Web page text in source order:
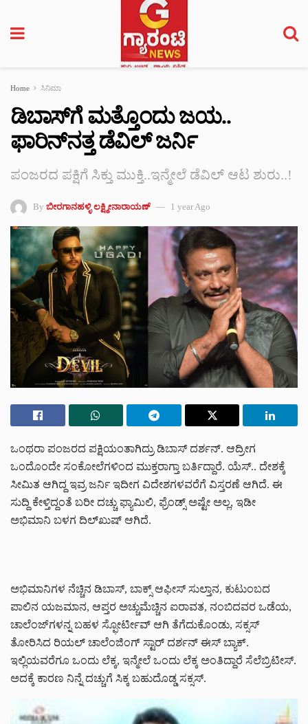
Home ಸಿನಿಮಾ
ಡಿಬಾಸ್‌ಗೆ ಮತ್ತೊಂದು ಜಯ..
ಫಾರಿನ್‌‌‌‌‌‌ನತ್ತ ಡೆವಿಲ್ ಜರ್ನಿ
ಪಂಜರದ ಪಕ್ಷಿಗೆ ಸಿಕ್ತು ಮುಕ್ತಿ..ಇನ್ಮೇಲೆ ಡೆವಿಲ್ ಆಟ ಶುರು..!
By ಬೀರಗಾನಹಳ್ಳಿ ಲಕ್ಷ್ಮೀನಾರಾಯಣ್ 1 year Ago
ಒಂಥರಾ ಪಂಜರದ ಪಕ್ಷಿಯಂತಾಗಿದ್ರು ಡಿಬಾಸ್ ದರ್ಶನ್. ಆದ್ರೀಗ
ಒಂದೊಂದೇ ಸಂಕೋಲೆಗಳಿಂದ ಮುಕ್ತರಾಗ್ತಾ ಬರ್ತಿದ್ದಾರೆ. ಯೆಸ್.. ದೇಶಕ್ಕೆ
ಸೀಮಿತ ಆಗಿದ್ದ ಇವ್ರ ಜರ್ನಿ ಇದೀಗ ವಿದೇಶಗಳವರೆಗೆ ವಿಸ್ತರಣೆ ಆಗಿದೆ. ಈ
ಸುದ್ದಿ ಕೇಳ್ತಿದ್ದಂತೆ ಬರೀ ದಚ್ಚು ಫ್ಯಾಮಿಲಿ, ಫ್ರೆಂಡ್ಸ್ ಅಷ್ಟೇ ಅಲ್ಲ, ಇಡೀ
ಅಭಿಮಾನಿ ಬಳಗ ದಿಲ್‌ಖುಷ್ ಆಗಿದೆ.
ಅಭಿಮಾನಿಗಳ ನೆಚ್ಚಿನ ಡಿಬಾಸ್, ಬಾಕ್ಸ್ ಆಫೀಸ್ ಸುಲ್ತಾನ, ಕುಟುಂಬದ
ಪಾಲಿನ ಯಜಮಾನ, ಆಪ್ತರ ಅಚ್ಚುಮೆಚ್ಚಿನ ಐರಾವತ, ನಂಬಿದವರ ಒಡೆಯ,
ಚಾಲೆಂಜ್‌ಗಳನ್ನ ಬಹಳ ಸ್ಫೋರ್ಟೀವ್ ಆಗಿ ತೆಗೆದುಕೊಂಡು, ಸಕ್ಸಸ್
ತೋರಿಸಿದ ರಿಯಲ್ ಚಾಲೆಂಜಿಂಗ್ ಸ್ಟಾರ್ ದರ್ಶನ್ ಈಸ್ ಬ್ಯಾಕ್.
ಇಲ್ಲಿಯವರೆಗೂ ಒಂದು ಲೆಕ್ಕ, ಇನ್ಮೇಲೆ ಒಂದು ಲೆಕ್ಕ ಅಂತಿದ್ದಾರೆ ಸೆಲೆಬ್ರಿಟೀಸ್.
ಅದಕ್ಕೆ ಕಾರಣ ನಿನ್ನೆ ದಚ್ಚುಗೆ ಸಿಕ್ಕ ಬಹುದೊಡ್ಡ ಸಕ್ಸಸ್.